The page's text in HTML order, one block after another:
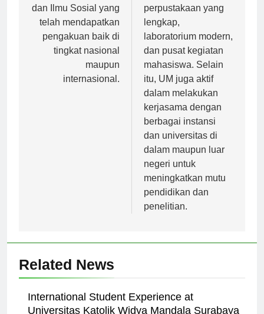
Teknik, Kedokteran,
dan Ilmu Sosial yang
telah mendapatkan
pengakuan baik di
tingkat nasional
maupun
penelitian, seperti
perpustakaan yang
lengkap,
laboratorium modern,
dan pusat kegiatan
mahasiswa. Selain
itu, UM juga aktif
dalam melakukan
kerjasama dengan
berbagai instansi
dan universitas di
dalam maupun luar
negeri untuk
meningkatkan mutu
pendidikan dan
Related News
International Student Experience at